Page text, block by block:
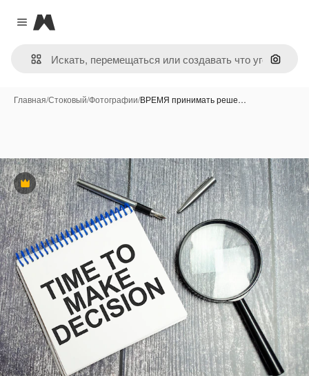
Close menu
Magnific
Поиск
Главная/Стоковый/Фотографии/ВРЕМЯ принимать реше…
Премиум